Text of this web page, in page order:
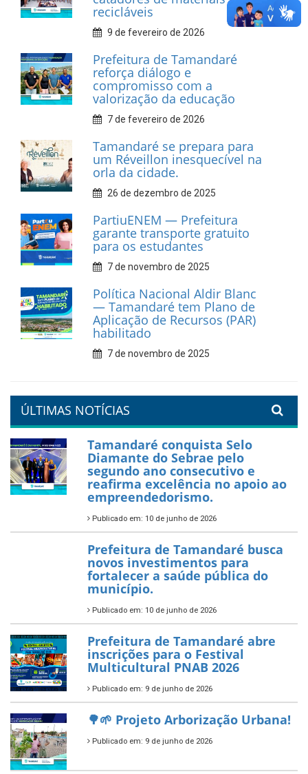
INFORMATIVOS
Prefeitura de Tamandaré
realiza entrega de placas à
Associação dos Taxistas Rota
Car Service
10 de fevereiro de 2026
Dia do Frevo: patrimônio
cultural em movimento
9 de fevereiro de 2026
Prefeitura de Tamandaré
fortalece apoio aos
catadores de materiais
recicláveis
9 de fevereiro de 2026
Prefeitura de Tamandaré
reforça diálogo e
compromisso com a
valorização da educação
7 de fevereiro de 2026
orla da cidade.
PartiuENEM — Prefeitura
garante transporte gratuito
para os estudantes
7 de novembro de 2025
Política Nacional Aldir Blanc
— Tamandaré tem Plano de
Aplicação de Recursos (PAR)
habilitado
7 de novembro de 2025
ÚLTIMAS NOTÍCIAS
Tamandaré conquista Selo
Diamante do Sebrae pelo
segundo ano consecutivo e
reafirma excelência no apoio ao
empreendedorismo.
Publicado em: 10 de junho de 2026